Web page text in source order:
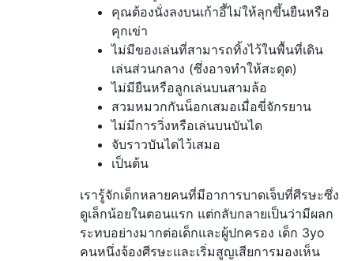
คุณต้องนั่งลงบนเก้าอี้ไม่ให้ลุกขึ้นยืนหรือ
คุกเข่า
ไม่มีของเล่นที่สามารถทิ้งไว้ในพื้นที่เดิน
เล่นส่วนกลาง (ซึ่งอาจทำให้สะดุด)
ไม่มียืนหรือลูกเล่นบนสามล้อ
สวมหมวกกันน็อกเสมอเมื่อขี่จักรยาน
ไม่มีการวิ่งหรือเล่นบนบันได
จับราวบันไดไว้เสมอ
เป็นต้น
เรารู้จักเด็กหลายคนที่มีอาการบาดเจ็บที่ศีรษะซึ่ง
ดูเล็กน้อยในตอนแรก แต่กลับกลายเป็นว่ามีผลก
ระทบอย่างมากต่อเด็กและผู้ปกครอง เด็ก 3yo
คนหนึ่งจ้องศีรษะและเริ่มสูญเสียการมองเห็น